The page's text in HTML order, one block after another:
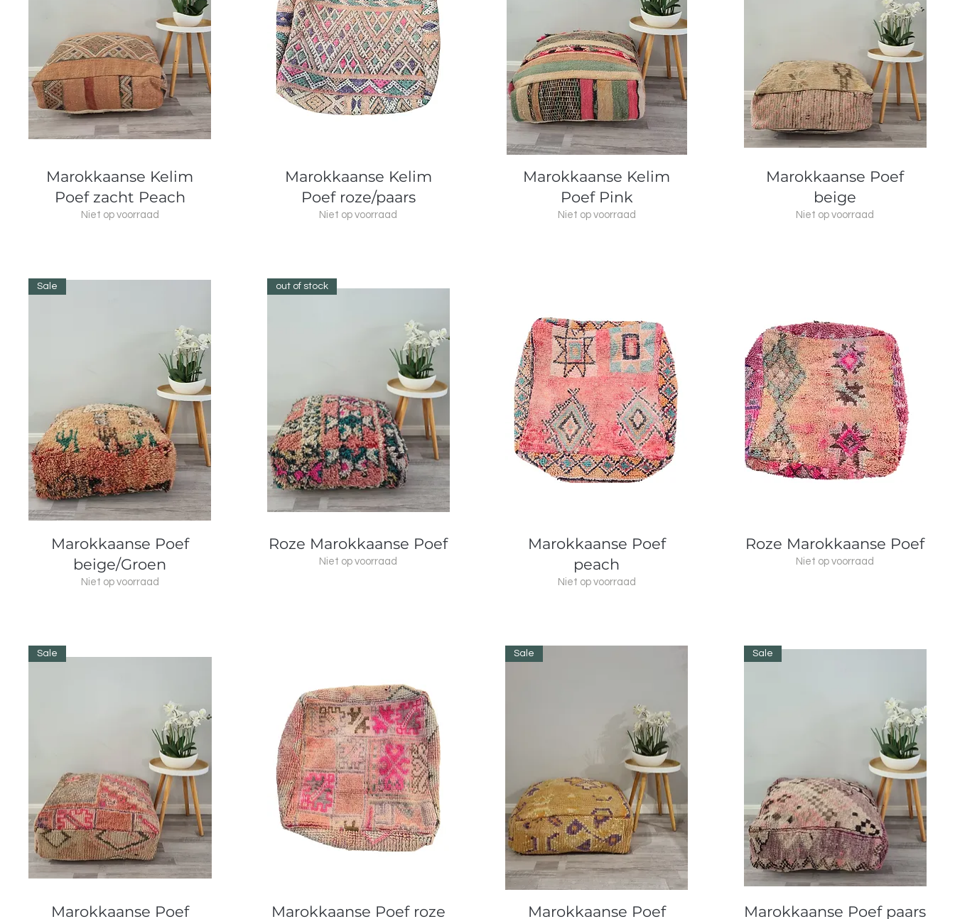
Snel overzicht
Marokkaanse Kelim
Poef zacht Peach
Niet op voorraad
Snel overzicht
Marokkaanse Kelim
Poef roze/paars
Niet op voorraad
Snel overzicht
Marokkaanse Kelim
Poef Pink
Niet op voorraad
Snel overzicht
Marokkaanse Poef
beige
Niet op voorraad
Snel overzicht
Sale
Marokkaanse Poef
beige/Groen
Niet op voorraad
Snel overzicht
out of stock
Roze Marokkaanse Poef
Niet op voorraad
Snel overzicht
Marokkaanse Poef
peach
Niet op voorraad
Snel overzicht
Roze Marokkaanse Poef
Niet op voorraad
Snel overzicht
Sale
Marokkaanse Poef
Snel overzicht
Marokkaanse Poef roze Snel overzicht
Sale
Marokkaanse Poef
Snel overzicht
Sale
Marokkaanse Poef paars